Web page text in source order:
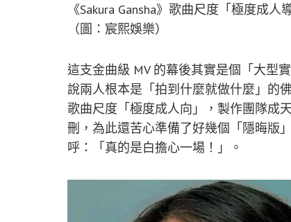
《Sakura Gansha》歌曲尺度「極度成
（圖：宸熙娛樂）
這支金曲級 MV 的幕後其實是個「大型
說兩人根本是「拍到什麼就做什麼」的
歌曲尺度「極度成人向」，製作團隊成
刪，為此還苦心準備了好幾個「隱晦版
呼：「真的是白擔心一場！」。